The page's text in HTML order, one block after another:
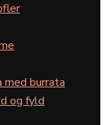
burrata
og fyld